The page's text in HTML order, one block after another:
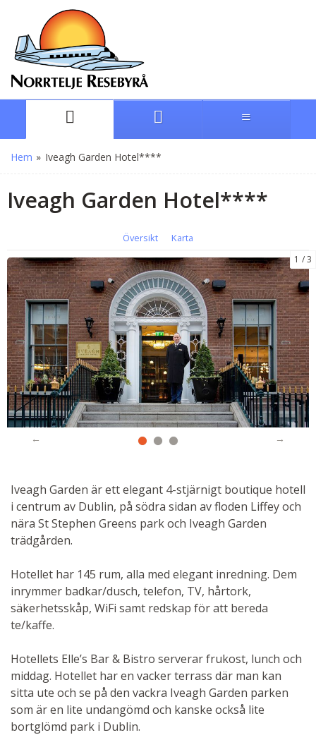
Hem » Iveagh Garden Hotel****
Iveagh Garden Hotel****
Översikt Karta
1 3
Iveagh Garden är ett elegant 4-stjärnigt boutique hotell
i centrum av Dublin, på södra sidan av floden Liffey och
nära St Stephen Greens park och Iveagh Garden
trädgården.
Hotellet har 145 rum, alla med elegant inredning. Dem
inrymmer badkar/dusch, telefon, TV, hårtork,
säkerhetsskåp, WiFi samt redskap för att bereda
te/kaffe.
Hotellets Elle’s Bar & Bistro serverar frukost, lunch och
middag. Hotellet har en vacker terrass där man kan
sitta ute och se på den vackra Iveagh Garden parken
som är en lite undangömd och kanske också lite
bortglömd park i Dublin.